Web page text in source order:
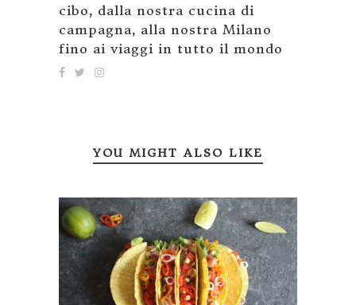
cibo, dalla nostra cucina di
campagna, alla nostra Milano
fino ai viaggi in tutto il mondo
YOU MIGHT ALSO LIKE